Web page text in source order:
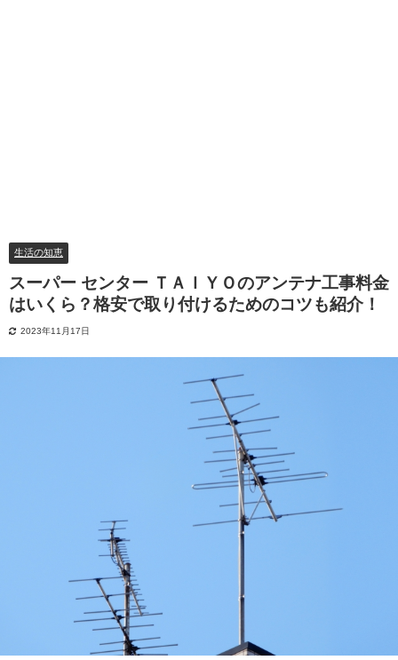
生活の知恵
スーパー センター ＴＡＩＹＯのアンテナ工事料金
はいくら？格安で取り付けるためのコツも紹介！
2023年11月17日